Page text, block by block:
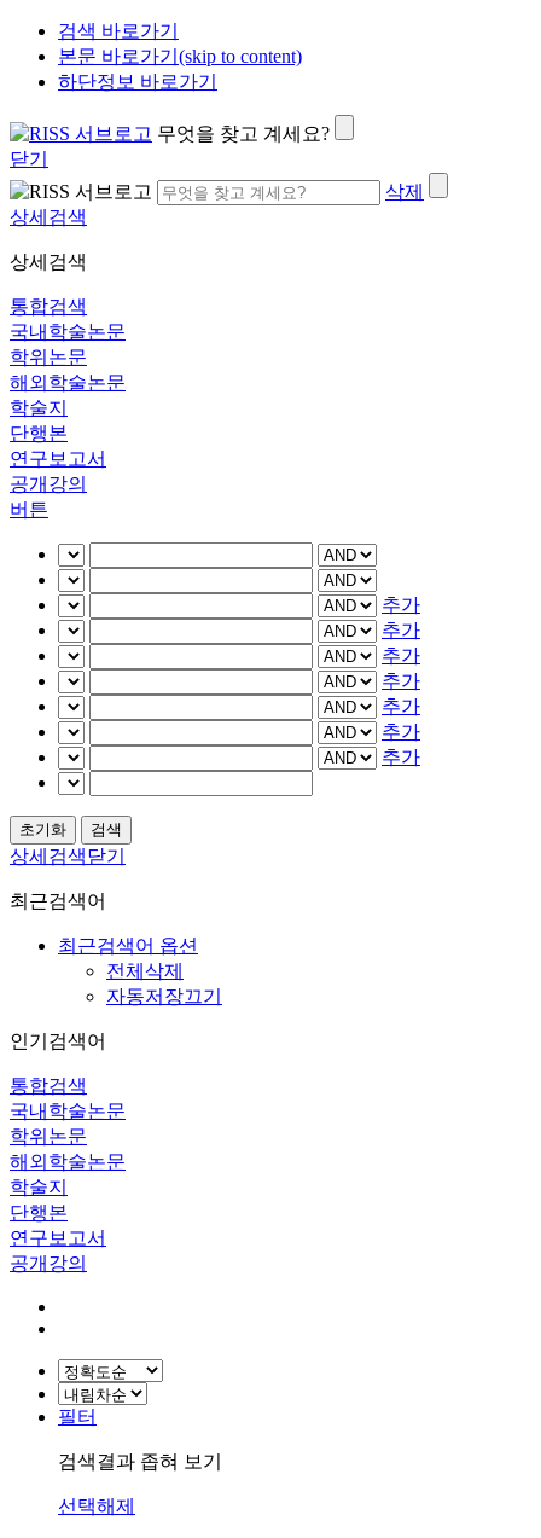
검색 바로가기
본문 바로가기(skip to content)
하단정보 바로가기
무엇을 찾고 계세요?
닫기
삭제
상세검색
상세검색
통합검색
국내학술논문
학위논문
해외학술논문
학술지
단행본
연구보고서
공개강의
버튼
추가
추가
추가
추가
추가
추가
추가
상세검색닫기
최근검색어
최근검색어 옵션
전체삭제
자동저장끄기
인기검색어
통합검색
국내학술논문
학위논문
해외학술논문
학술지
단행본
연구보고서
공개강의
필터
검색결과 좁혀 보기
선택해제